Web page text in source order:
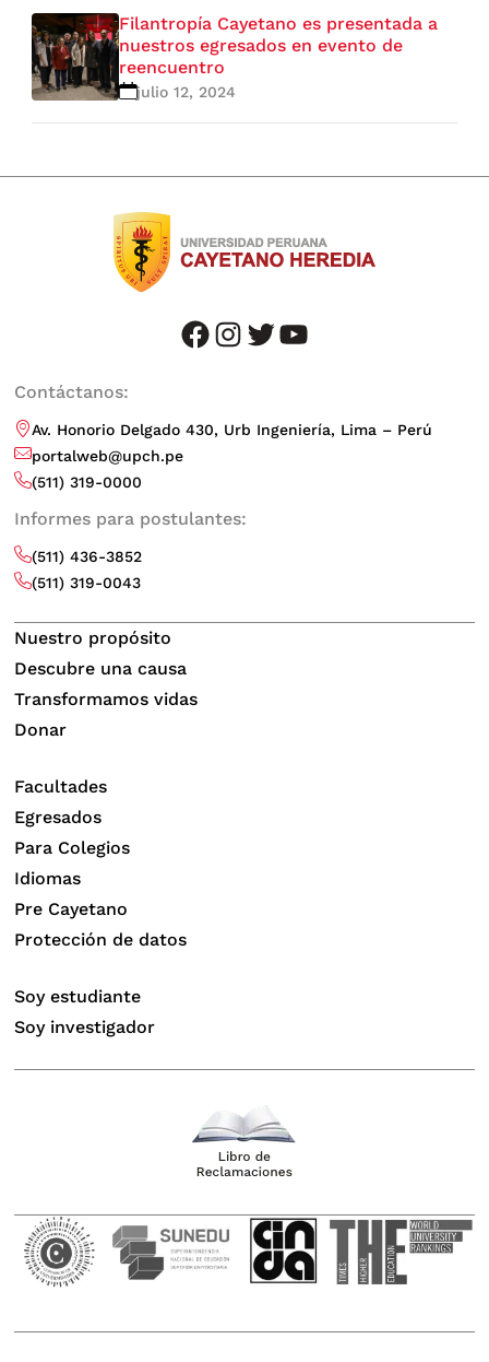
Filantropía Cayetano es presentada a
nuestros egresados en evento de
reencuentro
julio 12, 2024
facebook instagram twitter youtube
Contáctanos:
Av. Honorio Delgado 430, Urb Ingeniería, Lima – Perú
portalweb@upch.pe
(511) 319-0000
Informes para postulantes:
(511) 436-3852
(511) 319-0043
Nuestro propósito
Descubre una causa
Transformamos vidas
Donar
Facultades
Egresados
Para Colegios
Idiomas
Pre Cayetano
Protección de datos
Soy estudiante
Soy investigador